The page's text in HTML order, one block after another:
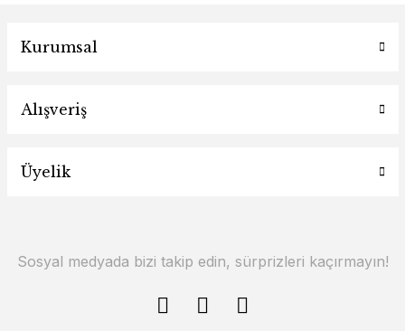
Kurumsal
Alışveriş
Üyelik
Sosyal medyada bizi takip edin, sürprizleri kaçırmayın!